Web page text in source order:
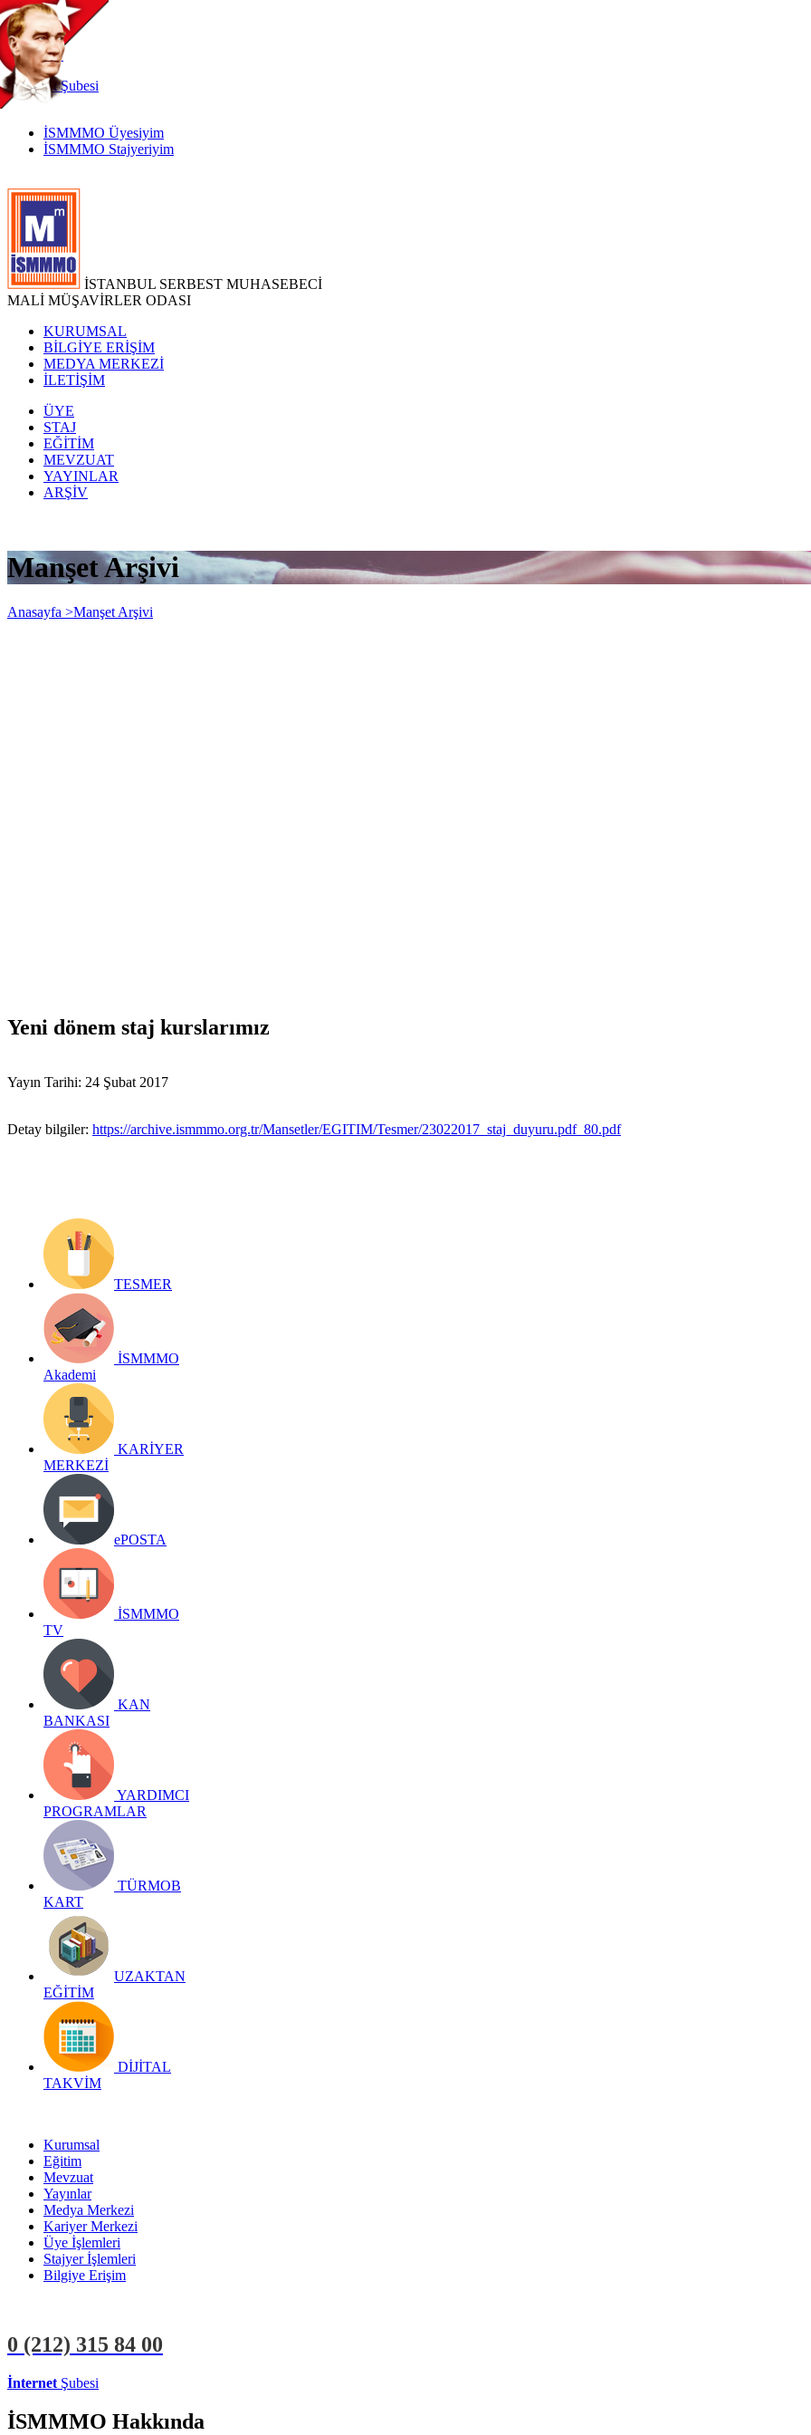
TR
|
EN
İnternetŞubesi
İSMMMO Üyesiyim
İSMMMO Stajyeriyim
İSTANBUL SERBEST MUHASEBECİ
MALİ MÜŞAVİRLER ODASI
KURUMSAL
BİLGİYE ERİŞİM
MEDYA MERKEZİ
İLETİŞİM
ÜYE
STAJ
EĞİTİM
MEVZUAT
YAYINLAR
ARŞİV
Manşet Arşivi
Anasayfa >Manşet Arşivi
Yeni dönem staj kurslarımız
Yayın Tarihi: 24 Şubat 2017
Detay bilgiler: https://archive.ismmmo.org.tr/Mansetler/EGITIM/Tesmer/23022017_staj_duyuru.pdf_80.pdf
TESMER
İSMMMO
Akademi
KARİYER
MERKEZİ
ePOSTA
İSMMMO
TV
KAN
BANKASI
YARDIMCI
PROGRAMLAR
TÜRMOB
KART
UZAKTAN
EĞİTİM
DİJİTAL
TAKVİM
Kurumsal
Eğitim
Mevzuat
Yayınlar
Medya Merkezi
Kariyer Merkezi
Üye İşlemleri
Stajyer İşlemleri
Bilgiye Erişim
0 (212) 315 84 00
İnternet Şubesi
İSMMMO Hakkında